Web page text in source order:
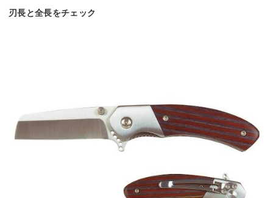
刃長と全長をチェック